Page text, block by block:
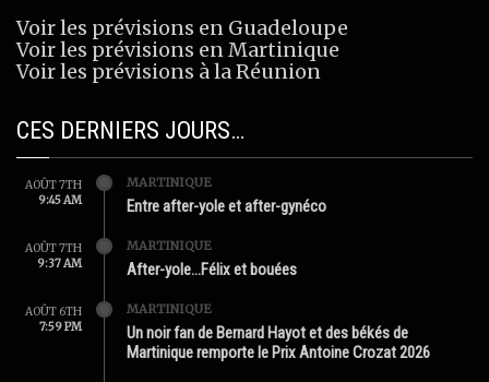
Voir les prévisions en Guadeloupe
Voir les prévisions en Martinique
Voir les prévisions à la Réunion
CES DERNIERS JOURS…
AOÛT 7TH
9:45 AM
MARTINIQUE
Entre after-yole et after-gynéco
AOÛT 7TH
9:37 AM
MARTINIQUE
After-yole…Félix et bouées
AOÛT 6TH
7:59 PM
MARTINIQUE
Un noir fan de Bernard Hayot et des békés de
Martinique remporte le Prix Antoine Crozat 2026